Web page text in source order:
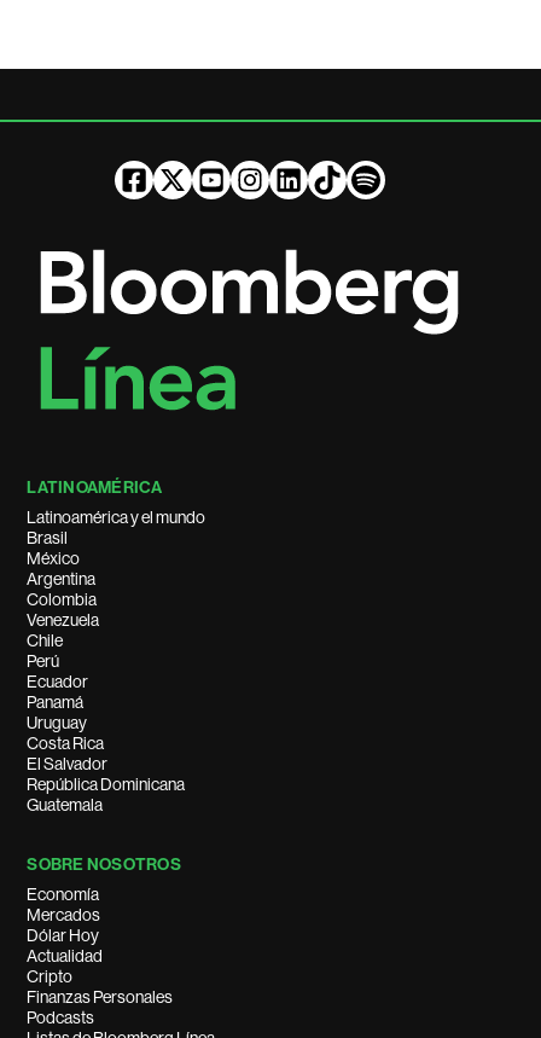
LATINOAMÉRICA
Latinoamérica y el mundo
Brasil
México
Argentina
Colombia
Venezuela
Chile
Perú
Ecuador
Panamá
Uruguay
Costa Rica
El Salvador
República Dominicana
Guatemala
SOBRE NOSOTROS
Economía
Mercados
Dólar Hoy
Actualidad
Cripto
Finanzas Personales
Podcasts